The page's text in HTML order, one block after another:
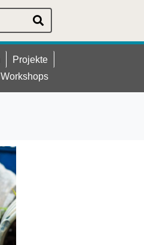
Projekte
Workshops